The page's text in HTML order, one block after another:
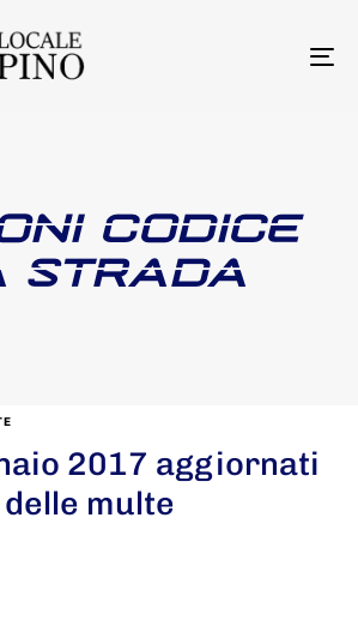
CODICE
STRADA
2017 aggiornati
multe